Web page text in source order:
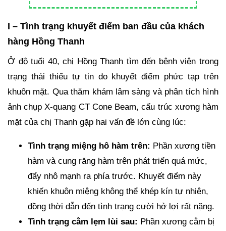
I – Tình trạng khuyết điểm ban đầu của khách
hàng Hồng Thanh
Ở độ tuổi 40, chị Hồng Thanh tìm đến bệnh viện trong
trạng thái thiếu tự tin do khuyết điểm phức tạp trên
khuôn mặt. Qua thăm khám lâm sàng và phân tích hình
ảnh chụp X-quang CT Cone Beam, cấu trúc xương hàm
mặt của chị Thanh gặp hai vấn đề lớn cùng lúc:
Tình trạng miệng hô hàm trên: Phần xương tiền
hàm và cung răng hàm trên phát triển quá mức,
đẩy nhô mạnh ra phía trước. Khuyết điểm này
khiến khuôn miệng không thể khép kín tự nhiên,
đồng thời dẫn đến tình trạng cười hở lợi rất nặng.
Tình trạng cằm lẹm lùi sau: Phần xương cằm bị